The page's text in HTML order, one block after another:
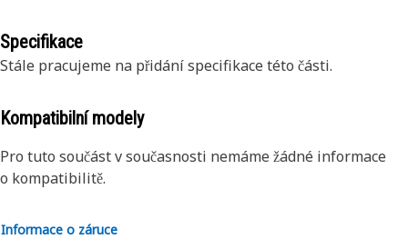
Specifikace
Stále pracujeme na přidání specifikace této části.
Kompatibilní modely
Pro tuto součást v současnosti nemáme žádné informace
o kompatibilitě.
Informace o záruce